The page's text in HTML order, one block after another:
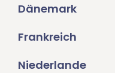
Dänemark
Frankreich
Niederlande